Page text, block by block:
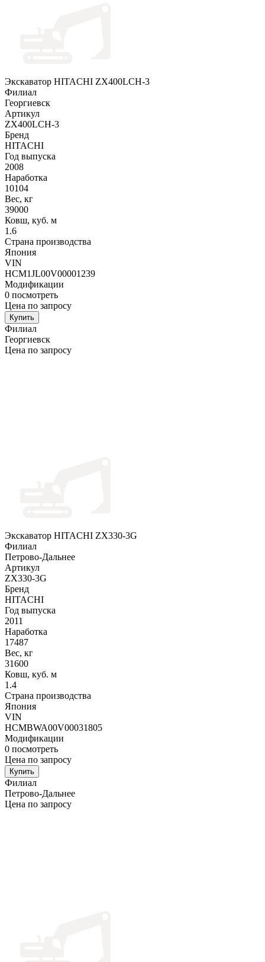
Экскаватор HITACHI ZX400LCH-3
Филиал
Георгиевск
Артикул
ZX400LCH-3
Бренд
HITACHI
Год выпуска
2008
Наработка
10104
Вес, кг
39000
Ковш, куб. м
1.6
Страна производства
Япония
VIN
HCM1JL00V00001239
Модификации
0 посмотреть
Цена по запросу
Купить
Филиал
Георгиевск
Цена по запросу
Экскаватор HITACHI ZX330-3G
Филиал
Петрово-Дальнее
Артикул
ZX330-3G
Бренд
HITACHI
Год выпуска
2011
Наработка
17487
Вес, кг
31600
Ковш, куб. м
1.4
Страна производства
Япония
VIN
HCMBWA00V00031805
Модификации
0 посмотреть
Цена по запросу
Купить
Филиал
Петрово-Дальнее
Цена по запросу